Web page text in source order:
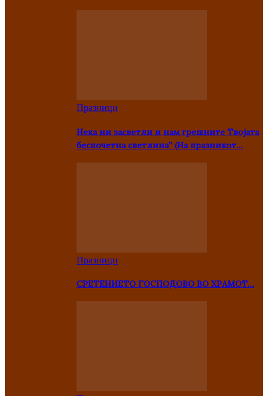
Празници
Нека ни засветли и нам грешните Твојата
беспочетна светлина” (На празникот…
Празници
СРЕТЕНИЕТО ГОСПОДОВО ВО ХРАМОТ…